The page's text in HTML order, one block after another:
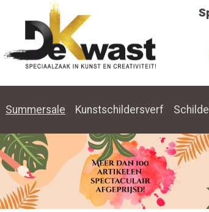
Summersale Kunstschildersverf